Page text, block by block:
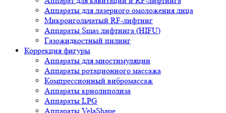
Аппараты для лазерного омоложения лица
Микроигольчатый RF-лифтинг
Аппараты Smas лифтинга (HIFU)
Газожидкостный пилинг
Коррекция фигуры
Аппараты для миостимуляции
Аппараты ротационного массажа
Компрессионный вибромассаж
Аппараты криолиполиза
Аппараты LPG
Аппараты VelaShape